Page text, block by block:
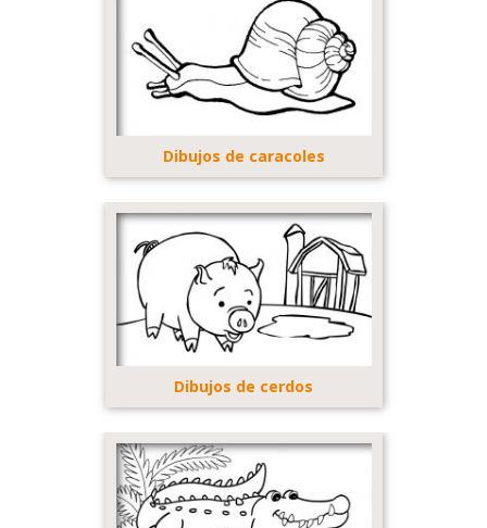
Dibujos de caracoles
Dibujos de cerdos